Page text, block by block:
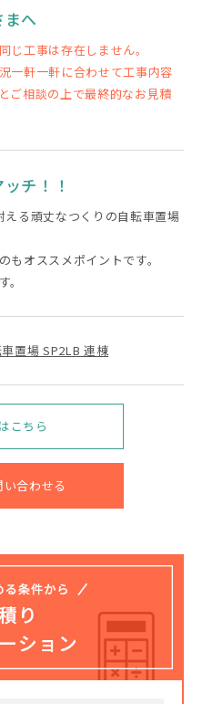
へ
じ工事は存在しません。
一軒一軒に合わせて工事内容
ご相談の上で最終的なお見積
チ！！
る頑丈なつくりの自転車置場
オススメポイントです。
置場 SP2LB 連棟
こちら
合わせる